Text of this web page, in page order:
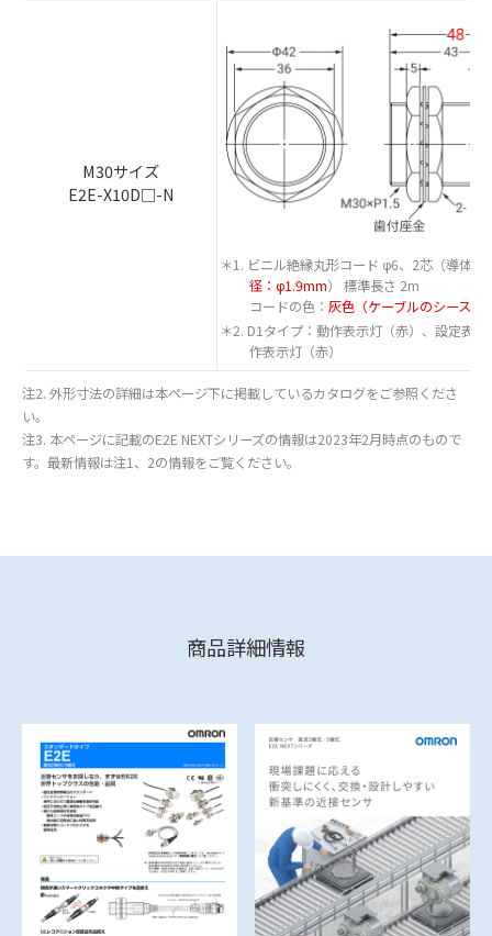
M30サイズ
E2E-X10D□-N
＊1. ビニル絶縁丸形コード φ6、2芯（導体
径：φ1.9mm） 標準長さ 2m
コードの色： 灰色（ケーブルのシースは
＊2. D1タイプ：動作表示灯（赤）、設定表
作表示灯（赤）
注2. 外形寸法の詳細は本ページ下に掲載しているカタログをご参照くださ
い。
注3. 本ページに記載のE2E NEXTシリーズの情報は2023年2月時点のもので
す。最新情報は注1、2の情報をご覧ください。
商品詳細情報